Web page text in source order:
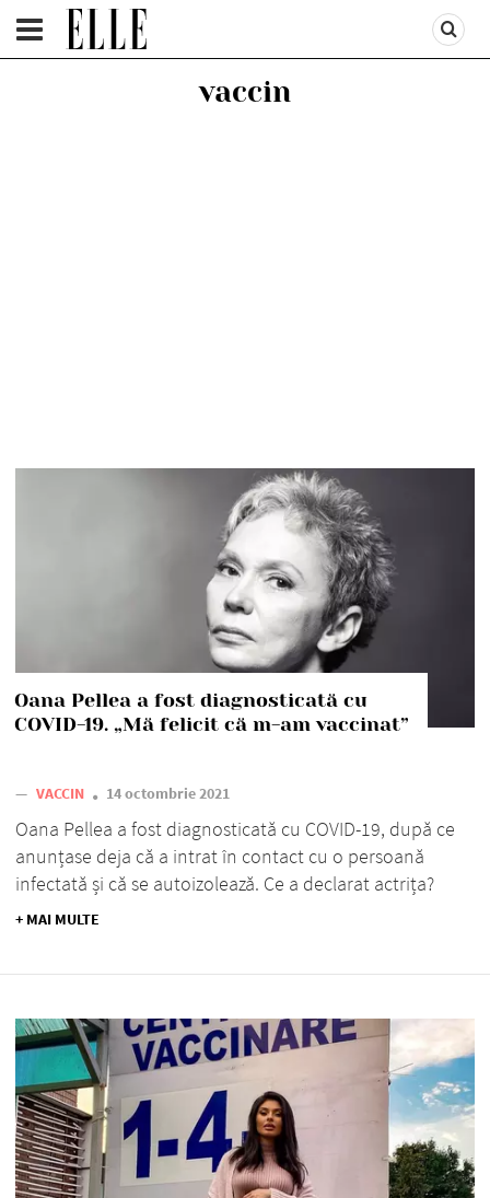
HOMEPAGE /PEOPLE
vaccin
Oana Pellea a fost diagnosticată cu
COVID-19. „Mă felicit că m-am vaccinat”
— VACCIN 14 octombrie 2021
Oana Pellea a fost diagnosticată cu COVID-19, după ce
anunțase deja că a intrat în contact cu o persoană
infectată și că se autoizolează. Ce a declarat actrița?
+ MAI MULTE